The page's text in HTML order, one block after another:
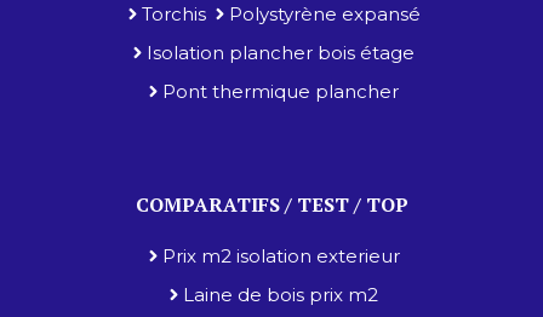
Torchis
Polystyrène expansé
Isolation plancher bois étage
Pont thermique plancher
COMPARATIFS / TEST / TOP
Prix m2 isolation exterieur
Laine de bois prix m2